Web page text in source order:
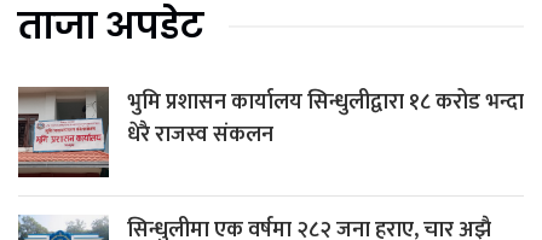
ताजा अपडेट
भुमि प्रशासन कार्यालय सिन्धुलीद्वारा १८ करोड भन्दा
धेरै राजस्व संकलन
सिन्धुलीमा एक वर्षमा २८२ जना हराए, चार अझै